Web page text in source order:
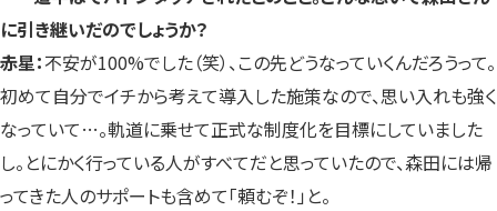
に引き継いだのでしょうか？
赤星：不安が100%でした（笑）、この先どうなっていくんだろうって。
初めて自分でイチから考えて導入した施策なので、思い入れも強く
なっていて…。軌道に乗せて正式な制度化を目標にしていました
し。とにかく行っている人がすべてだと思っていたので、森田には帰
ってきた人のサポートも含めて「頼むぞ！」と。